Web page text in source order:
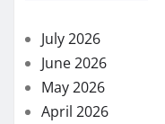
July 2026
June 2026
May 2026
April 2026